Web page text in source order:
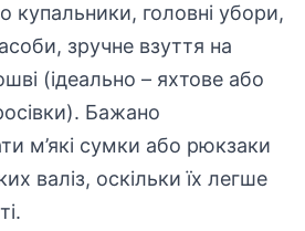
купальники, головні убори,
зручне взуття на
(ідеально – яхтове або
Бажано
м’які сумки або рюкзаки
валіз, оскільки їх легше